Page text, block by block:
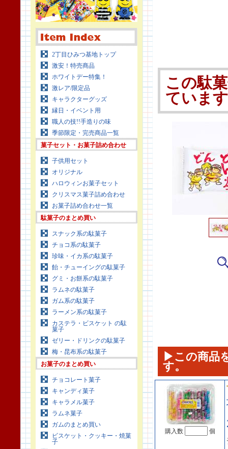
2丁目ひみつ基地トップ
激安！特売商品
ホワイトデー特集！
激レア/限定品
キャラクターグッズ
縁日・イベント用
職人の技!!手造りの味
季節限定・完売商品一覧
菓子セット・お菓子詰め合わせ
子供用セット
オリジナル
ハロウィンお菓子セット
クリスマス菓子詰め合わせ
お菓子詰め合わせ一覧
駄菓子のまとめ買い
スナック系の駄菓子
チョコ系の駄菓子
珍味・イカ系の駄菓子
飴・チューイングの駄菓子
グミ・お餅系の駄菓子
ラムネの駄菓子
ガム系の駄菓子
ラーメン系の駄菓子
カステラ・ビスケット の駄
菓子
ゼリー・ドリンクの駄菓子
梅・昆布系の駄菓子
お菓子のまとめ買い
チョコレート菓子
キャンディ菓子
キャラメル菓子
ラムネ菓子
ガムのまとめ買い
ビスケット・クッキー・焼菓
子
この駄
ていま
▶この商品
す。
購入数 個